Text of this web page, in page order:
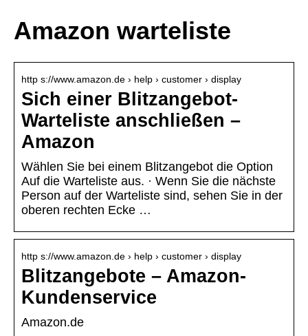
Amazon warteliste
http s://www.amazon.de › help › customer › display
Sich einer Blitzangebot-
Warteliste anschließen –
Amazon
Wählen Sie bei einem Blitzangebot die Option
Auf die Warteliste aus. · Wenn Sie die nächste
Person auf der Warteliste sind, sehen Sie in der
oberen rechten Ecke …
http s://www.amazon.de › help › customer › display
Blitzangebote – Amazon-
Kundenservice
Amazon.de